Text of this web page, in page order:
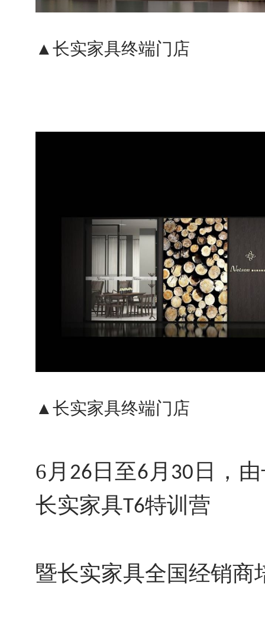
▲长实家具终端门店
▲长实家具终端门店
6月 26 日至6 月 30 日，
长实家具T6特训营
暨长实家具全国经销商